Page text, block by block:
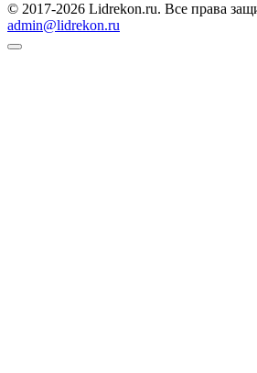
© 2017-2026 Lidrekon.ru. Все права
admin@lidrekon.ru